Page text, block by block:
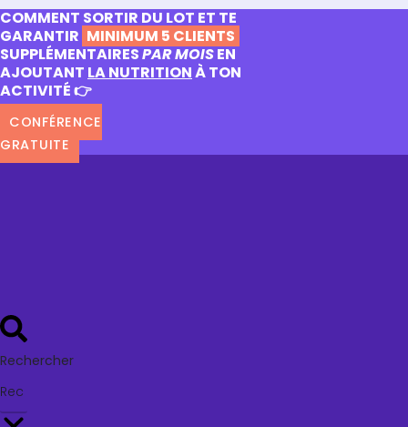
COMMENT SORTIR DU LOT ET TE
GARANTIR MINIMUM 5 CLIENTS
SUPPLÉMENTAIRESPAR MOISEN
AJOUTANT LA NUTRITIONÀ TON
ACTIVITÉ 👉
CONFÉRENCE
GRATUITE
Rechercher